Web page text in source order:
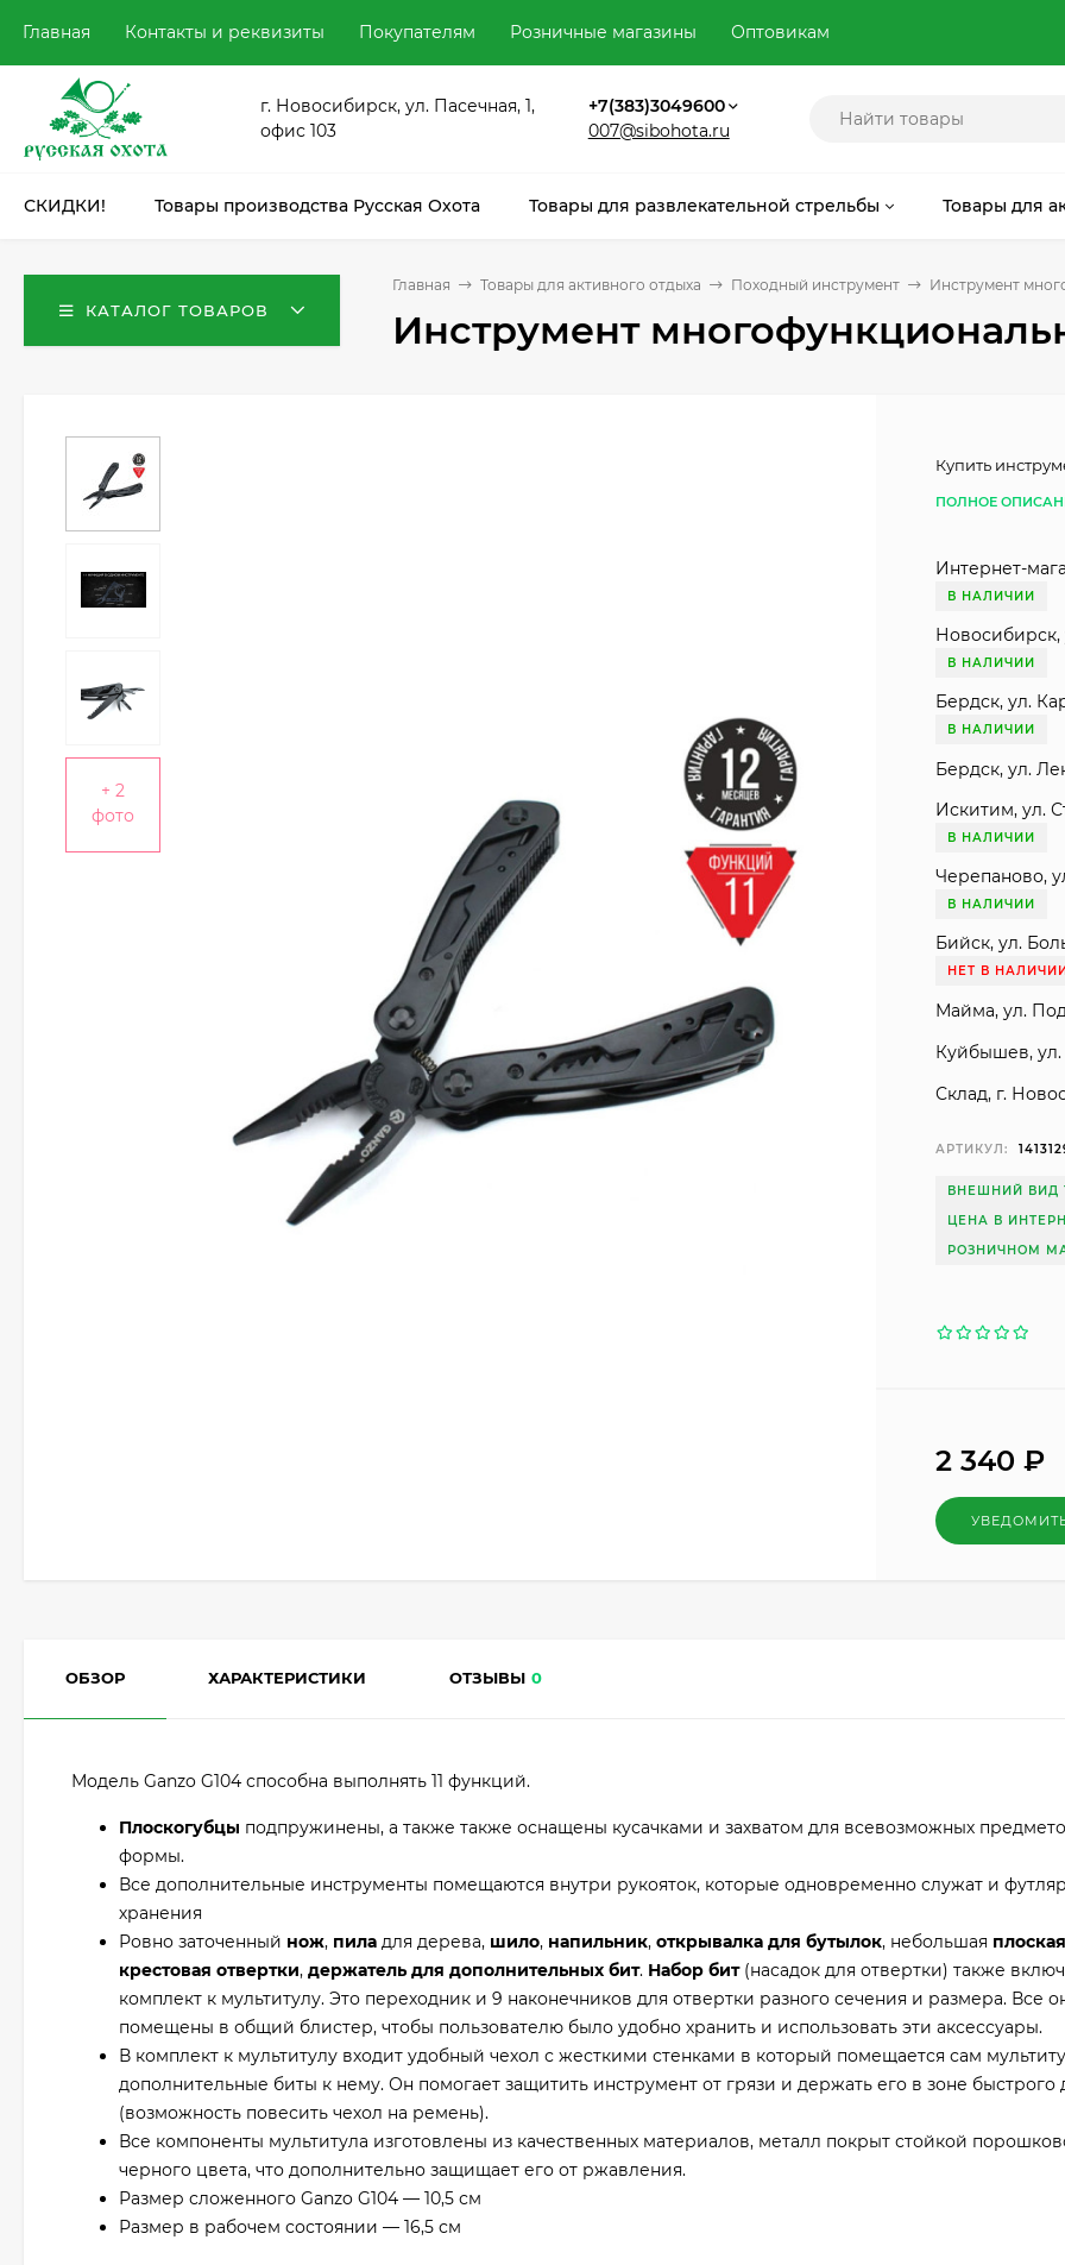
Главная Контакты и реквизиты Покупателям Розничные магазины Оптовикам
г. Новосибирск, ул. Пасечная, 1,
офис 103
+7(383)3049600
007@sibohota.ru
СКИДКИ! Товары производства Русская Охота Товары для развлекательной стрельбы Товары для
КАТАЛОГ ТОВАРОВ
Главная Товары для активного отдыха Походный инструмент Инструмент
Инструмент
+ 2
фото
Купить
ПОЛНОЕ
Интернет-
В НАЛИЧИИ
Новосибирск,
В НАЛИЧИИ
Бердск, ул.
В НАЛИЧИИ
Бердск, ул.
Искитим, ул.
В НАЛИЧИИ
Черепаново,
В НАЛИЧИИ
Бийск, ул.
НЕТ В
Майма, ул.
Куйбышев, ул.
Склад, г.
АРТИКУЛ:
ВНЕШНИЙ ВИД
ЦЕНА В
РОЗНИЧНОМ
2 340₽
ОБЗОР ХАРАКТЕРИСТИКИ ОТЗЫВЫ 0
Модель Ganzo G104 способна выполнять 11 функций.
Плоскогубцы подпружинены, а также также оснащены кусачками и захватом для всевозможных
формы.
Все дополнительные инструменты помещаются внутри рукояток, которые одновременно служат и
хранения
Ровно заточенный нож, пила для дерева, шило, напильник, открывалка для бутылок, небольшая
крестовая отвертки, держатель для дополнительных бит. Набор бит(насадок для отвертки) также
комплект к мультитулу. Это переходник и 9 наконечников для отвертки разного сечения и размера. Все
помещены в общий блистер, чтобы пользователю было удобно хранить и использовать эти аксессуары.
В комплект к мультитулу входит удобный чехол с жесткими стенками в который помещается сам
дополнительные биты к нему. Он помогает защитить инструмент от грязи и держать его в зоне быстрого
(возможность повесить чехол на ремень).
Все компоненты мультитула изготовлены из качественных материалов, металл покрыт стойкой
черного цвета, что дополнительно защищает его от ржавления.
Размер сложенного Ganzo G104 — 10,5 см
Размер в рабочем состоянии — 16,5 см